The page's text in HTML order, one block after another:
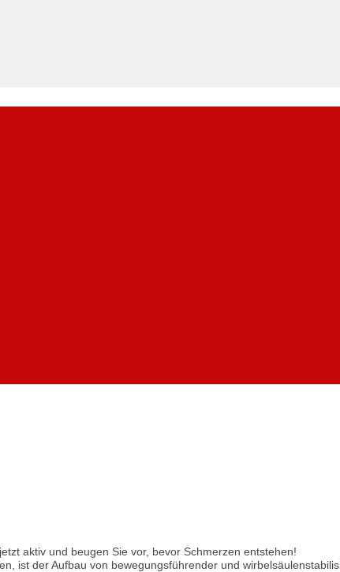
aktiv und beugen Sie vor, bevor Schmerzen entstehen!
ist der Aufbau von bewegungsführender und